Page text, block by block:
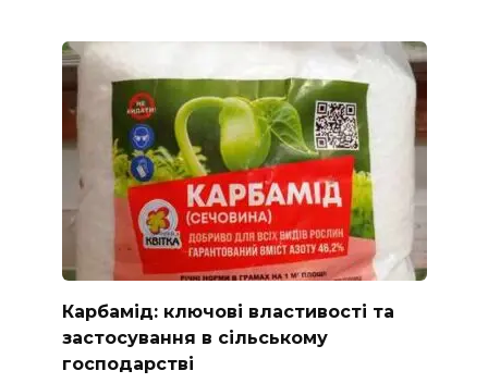
Карбамід: ключові властивості та
застосування в сільському
господарстві